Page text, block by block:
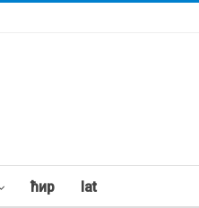
ћир lat